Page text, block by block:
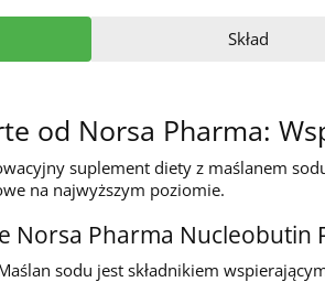
Skład
od Norsa Pharma:
suplement diety z maślanem
na najwyższym poziomie.
Norsa Pharma Nucleobutin
sodu jest składnikiem